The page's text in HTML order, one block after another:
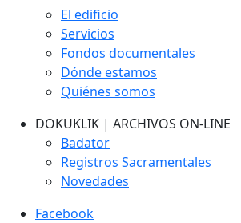
El edificio
Servicios
Fondos documentales
Dónde estamos
Quiénes somos
DOKUKLIK | ARCHIVOS ON-LINE
Badator
Registros Sacramentales
Novedades
Facebook